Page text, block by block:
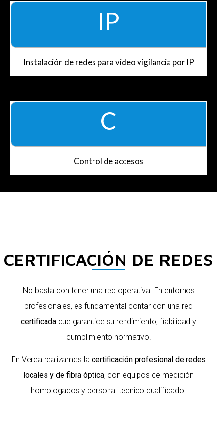
IP
Instalación de redes para video vigilancia por IP
C
Control de accesos
CERTIFICACIÓN DE REDES
No basta con tener una red operativa. En entornos
profesionales, es fundamental contar con una red
certificada que garantice su rendimiento, fiabilidad y
cumplimiento normativo.
En Verea realizamos la certificación profesional de redes
locales y de fibra óptica, con equipos de medición
homologados y personal técnico cualificado.